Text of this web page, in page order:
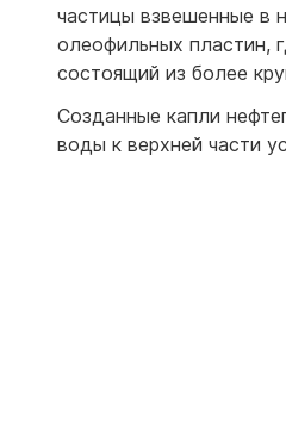
частицы взвешенные в
олеофильных пластин,
состоящий из более
Созданные капли
воды к верхней части